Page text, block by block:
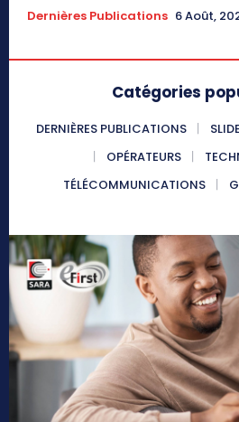
Dernières Publications 6 Août,
Catégories
DERNIÈRES PUBLICATIONS
OPÉRATEURS
TÉLÉCOMMUNICATIONS